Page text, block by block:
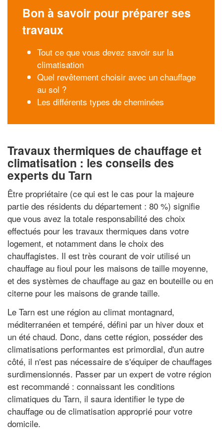
Bon à savoir pour préparer ses
travaux
Tout ce que vous devez savoir sur la
climatisation
Quel revêtement choisir avec un chauffage
au sol ?
Les différents types de cheminées
Travaux thermiques de chauffage et
climatisation : les conseils des
experts du Tarn
Être propriétaire (ce qui est le cas pour la majeure
partie des résidents du département : 80 %) signifie
que vous avez la totale responsabilité des choix
effectués pour les travaux thermiques dans votre
logement, et notamment dans le choix des
chauffagistes. Il est très courant de voir utilisé un
chauffage au fioul pour les maisons de taille moyenne,
et des systèmes de chauffage au gaz en bouteille ou en
citerne pour les maisons de grande taille.
Le Tarn est une région au climat montagnard,
méditerranéen et tempéré, défini par un hiver doux et
un été chaud. Donc, dans cette région, posséder des
climatisations performantes est primordial, d'un autre
côté, il n'est pas nécessaire de s'équiper de chauffages
surdimensionnés. Passer par un expert de votre région
est recommandé : connaissant les conditions
climatiques du Tarn, il saura identifier le type de
chauffage ou de climatisation approprié pour votre
domicile.